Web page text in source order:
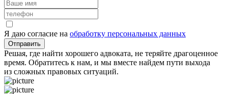
Я даю согласие на обработку персональных данных
Отправить
Решая, где найти хорошего адвоката, не теряйте драгоценное
время. Обратитесь к нам, и мы вместе найдем пути выхода
из сложных правовых ситуаций.